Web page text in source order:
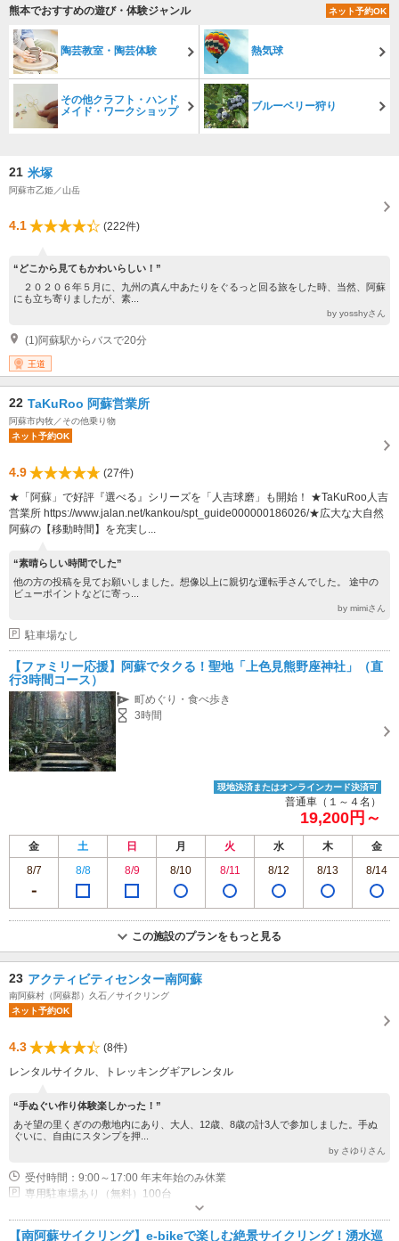
熊本でおすすめの遊び・体験ジャンル ネット予約OK
陶芸教室・陶芸体験 熱気球
その他クラフト・ハンド
メイド・ワークショップ
ブルーベリー狩り
21 米塚
阿蘇市乙姫／山岳
4.1 (222件)
“どこから見てもかわいらしい！”
２０２０６年５月に、九州の真ん中あたりをぐるっと回る旅をした時、当然、阿蘇
にも立ち寄りましたが、素...
by yosshyさん
(1)阿蘇駅からバスで20分
王道
22 TaKuRoo 阿蘇営業所
阿蘇市内牧／その他乗り物
ネット予約OK
4.9
(27件)
★「阿蘇」で好評『選べる』シリーズを「人吉球磨」も開始！ ★TaKuRoo人吉
営業所 https://www.jalan.net/kankou/spt_guide000000186026/★広大な大自然
阿蘇の【移動時間】を充実し...
“素晴らしい時間でした”
他の方の投稿を見てお願いしました。想像以上に親切な運転手さんでした。 途中の
ビューポイントなどに寄っ...
by mimiさん
駐車場なし
【ファミリー応援】阿蘇でタクる！聖地「上色見熊野座神社」（直
行3時間コース）
町めぐり・食べ歩き
3時間
現地決済またはオンラインカード決済可
普通車（１～４名）
19,200円～
金 土 日 月 火 水 木
金
8/7
8/8 8/9 8/10 8/11 8/12 8/13 8/14
この施設のプランをもっと見る
23 アクティビティセンター南阿蘇
南阿蘇村（阿蘇郡）久石／サイクリング
ネット予約OK
4.3
(8件)
レンタルサイクル、トレッキングギアレンタル
“手ぬぐい作り体験楽しかった！”
あそ望の里くぎのの敷地内にあり、大人、12歳、8歳の計3人で参加しました。手ぬ
ぐいに、自由にスタンプを押...
by さゆりさん
受付時間：9:00～17:00 年末年始のみ休業
専用駐車場あり（無料）100台
【南阿蘇サイクリング】e-bikeで楽しむ絶景サイクリング！湧水巡